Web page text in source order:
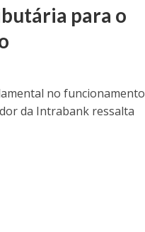
para o
no funcionamento
da Intrabank ressalta